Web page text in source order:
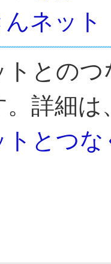
ネット
との
。詳細
とつ